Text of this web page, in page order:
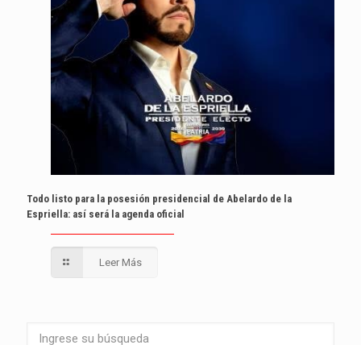
Todo listo para la posesión presidencial de Abelardo de la
Espriella: así será la agenda oficial
Leer Más